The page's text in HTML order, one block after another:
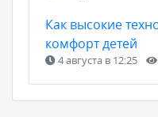
Как высокие
комфорт детей
4 августа в 12:25